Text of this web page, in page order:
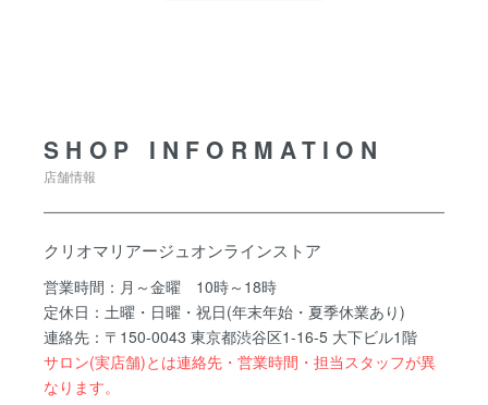
SHOP INFORMATION
店舗情報
クリオマリアージュオンラインストア
営業時間：月～金曜 10時～18時
定休日：土曜・日曜・祝日(年末年始・夏季休業あり)
連絡先：〒150-0043 東京都渋谷区1-16-5 大下ビル1階
サロン(実店舗)とは連絡先・営業時間・担当スタッフが異
なります。